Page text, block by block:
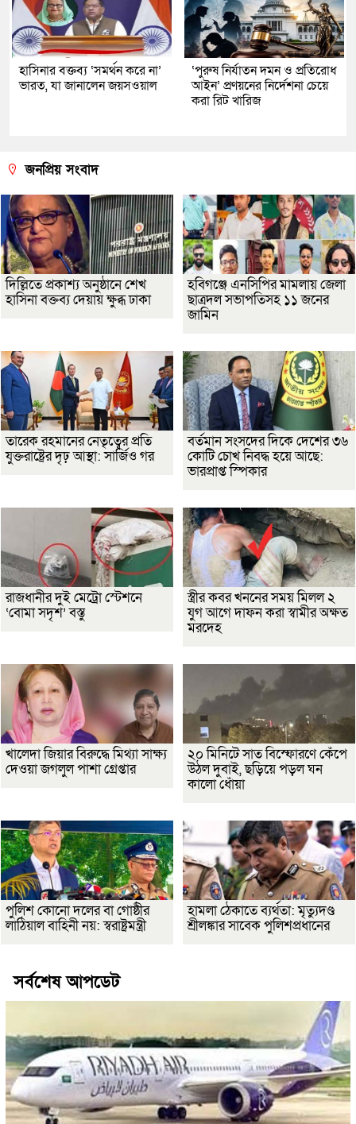
হাসিনার বক্তব্য ‘সমর্থন করে না’
ভারত, যা জানালেন জয়সওয়াল
‘পুরুষ নির্যাতন দমন ও প্রতিরোধ
আইন’ প্রণয়নের নির্দেশনা চেয়ে
করা রিট খারিজ
জনপ্রিয় সংবাদ
দিল্লিতে প্রকাশ্য অনুষ্ঠানে শেখ
হাসিনা বক্তব্য দেয়ায় ক্ষুব্ধ ঢাকা
হবিগঞ্জে এনসিপির মামলায় জেলা
ছাত্রদল সভাপতিসহ ১১ জনের
জামিন
তারেক রহমানের নেতৃত্বের প্রতি
যুক্তরাষ্ট্রের দৃঢ় আস্থা: সার্জিও গর
বর্তমান সংসদের দিকে দেশের ৩৬
কোটি চোখ নিবদ্ধ হয়ে আছে:
ভারপ্রাপ্ত স্পিকার
রাজধানীর দুই মেট্রো স্টেশনে
‘বোমা সদৃশ’ বস্তু
স্ত্রীর কবর খননের সময় মিলল ২
যুগ আগে দাফন করা স্বামীর অক্ষত
মরদেহ
খালেদা জিয়ার বিরুদ্ধে মিথ্যা সাক্ষ্য
দেওয়া জগলুল পাশা গ্রেপ্তার
২০ মিনিটে সাত বিস্ফোরণে কেঁপে
উঠল দুবাই, ছড়িয়ে পড়ল ঘন
কালো ধোঁয়া
পুলিশ কোনো দলের বা গোষ্ঠীর
লাঠিয়াল বাহিনী নয়: স্বরাষ্ট্রমন্ত্রী
হামলা ঠেকাতে ব্যর্থতা: মৃত্যুদণ্ড
শ্রীলঙ্কার সাবেক পুলিশপ্রধানের
সর্বশেষ আপডেট